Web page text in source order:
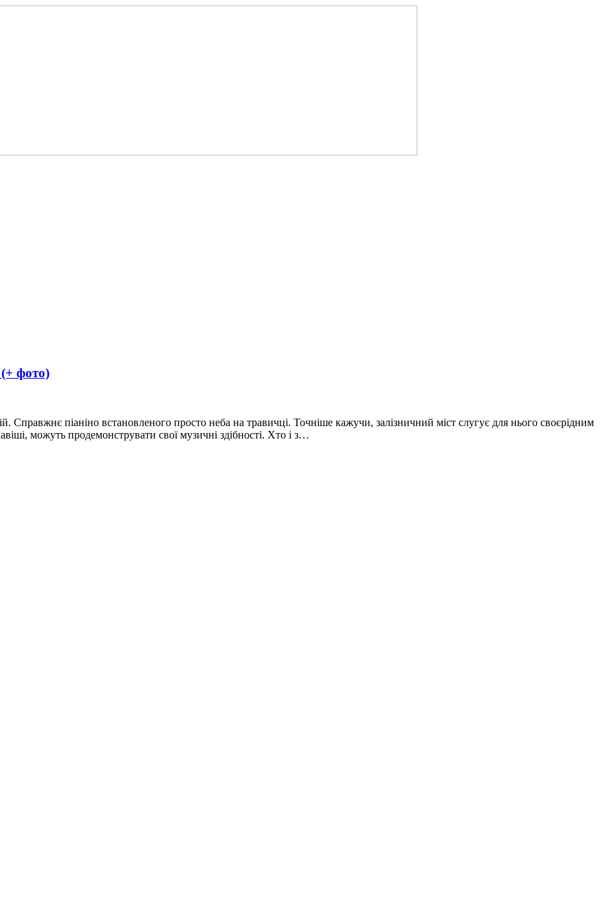
(+ фото)
Справжнє піаніно встановленого просто неба на травичці. Точніше кажучи, залізничний міст слугує для нього своєрідним
можуть продемонструвати свої музичні здібності. Хто і з…